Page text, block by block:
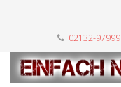
02132-